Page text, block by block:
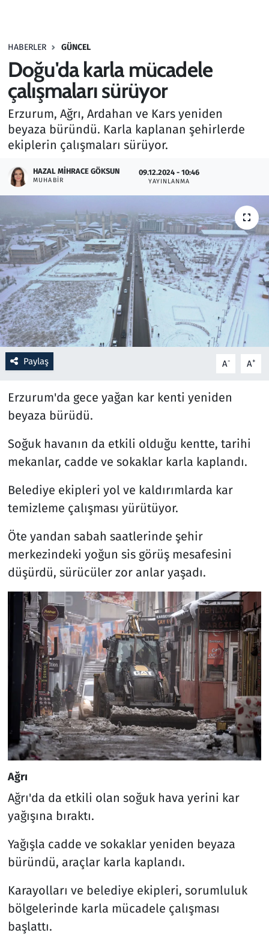
HABERLER GÜNCEL
Doğu'da karla mücadele
çalışmaları sürüyor
Erzurum, Ağrı, Ardahan ve Kars yeniden
beyaza büründü. Karla kaplanan şehirlerde
ekiplerin çalışmaları sürüyor.
HAZAL MIHRACE GÖKSUN
MUHABIR
09.12.2024 - 10:46
YAYINLANMA
Paylaş A- A+
Erzurum'da gece yağan kar kenti yeniden
beyaza bürüdü.
Soğuk havanın da etkili olduğu kentte, tarihi
mekanlar, cadde ve sokaklar karla kaplandı.
Belediye ekipleri yol ve kaldırımlarda kar
temizleme çalışması yürütüyor.
Öte yandan sabah saatlerinde şehir
merkezindeki yoğun sis görüş mesafesini
düşürdü, sürücüler zor anlar yaşadı.
Ağrı
Ağrı'da da etkili olan soğuk hava yerini kar
yağışına bıraktı.
Yağışla cadde ve sokaklar yeniden beyaza
büründü, araçlar karla kaplandı.
Karayolları ve belediye ekipleri, sorumluluk
bölgelerinde karla mücadele çalışması
başlattı.
Haber
Kültür Sanat
Kurumsal Haberler
Lezzet Durağı
Memur ve Kamu
Oyun
Ramazan
Resmi İlanlar
Rüya Tabirleri
Sağlık
Seçim 2023
Spor
Televizyon